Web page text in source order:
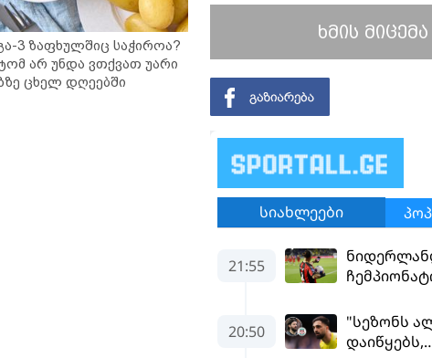
3 ზაფხულშიც საჭიროა?
არ უნდა ვთქვათ უარი
ცხელ დღეებში
ხმის მიცემა